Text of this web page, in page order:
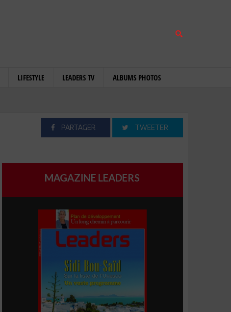
LIFESTYLE LEADERS TV ALBUMS PHOTOS
PARTAGER TWEETER
MAGAZINE LEADERS